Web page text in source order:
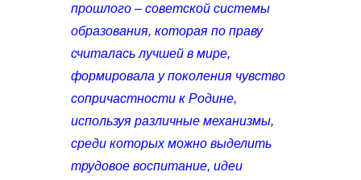
прошлого – советской системы
образования, которая по праву
считалась лучшей в мире,
формировала у поколения чувство
сопричастности к Родине,
используя различные механизмы,
среди которых можно выделить
трудовое воспитание, идеи